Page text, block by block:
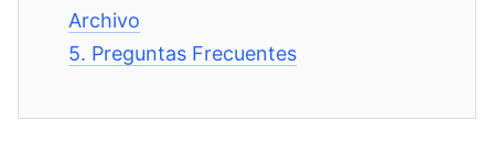
Archivo
5. Preguntas Frecuentes